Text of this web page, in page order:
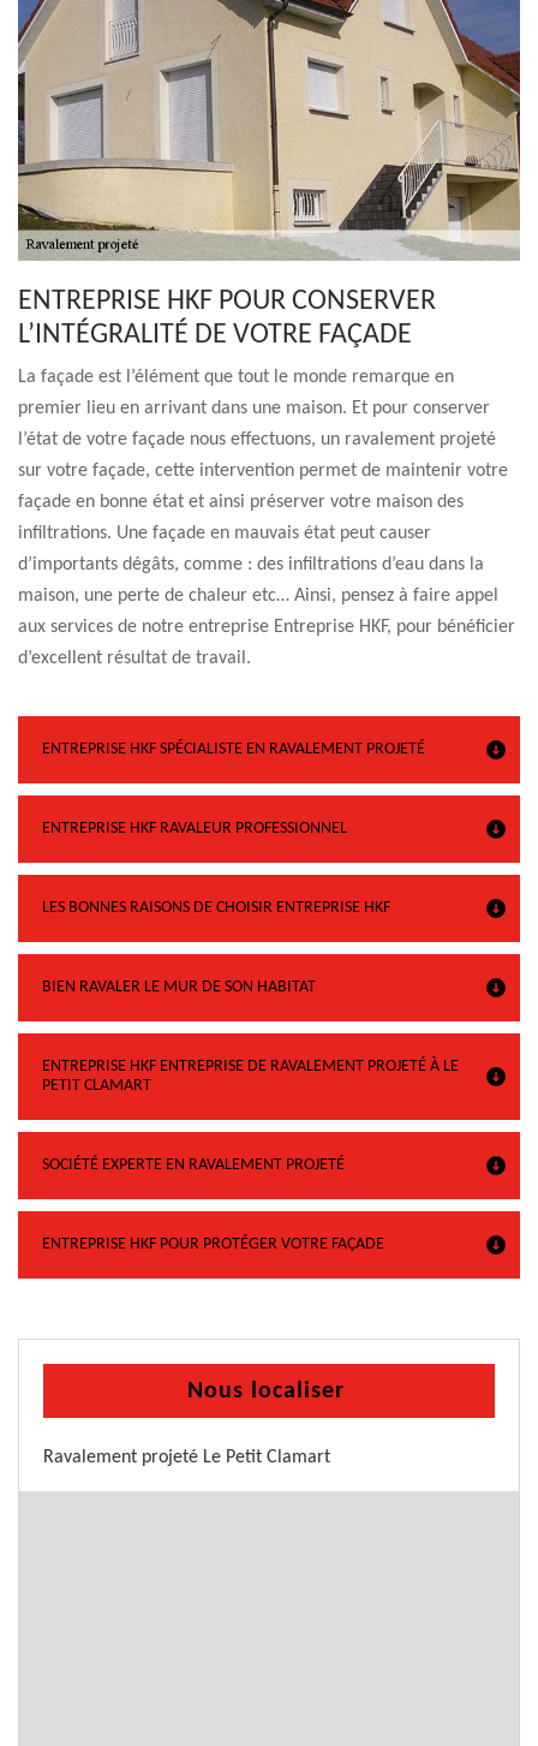
ENTREPRISE HKF POUR CONSERVER
L’INTÉGRALITÉ DE VOTRE FAÇADE
La façade est l’élément que tout le monde remarque en
premier lieu en arrivant dans une maison. Et pour conserver
l’état de votre façade nous effectuons, un ravalement projeté
sur votre façade, cette intervention permet de maintenir votre
façade en bonne état et ainsi préserver votre maison des
infiltrations. Une façade en mauvais état peut causer
d’importants dégâts, comme : des infiltrations d’eau dans la
maison, une perte de chaleur etc… Ainsi, pensez à faire appel
aux services de notre entreprise Entreprise HKF, pour bénéficier
d’excellent résultat de travail.
ENTREPRISE HKF SPÉCIALISTE EN RAVALEMENT PROJETÉ
ENTREPRISE HKF RAVALEUR PROFESSIONNEL
LES BONNES RAISONS DE CHOISIR ENTREPRISE HKF
BIEN RAVALER LE MUR DE SON HABITAT
ENTREPRISE HKF ENTREPRISE DE RAVALEMENT PROJETÉ À LE
PETIT CLAMART
SOCIÉTÉ EXPERTE EN RAVALEMENT PROJETÉ
ENTREPRISE HKF POUR PROTÉGER VOTRE FAÇADE
Nous localiser
Ravalement projeté Le Petit Clamart